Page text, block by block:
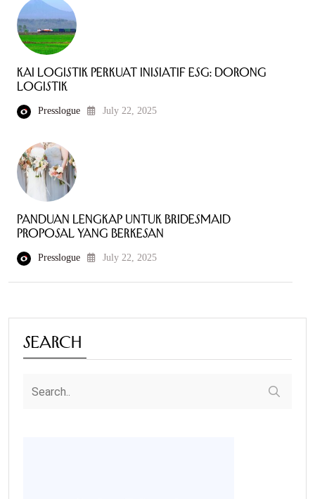
KAI Logistik Perkuat Inisiatif ESG: Dorong
Logistik
Presslogue July 22, 2025
Panduan Lengkap untuk Bridesmaid
Proposal yang Berkesan
Presslogue July 22, 2025
Search